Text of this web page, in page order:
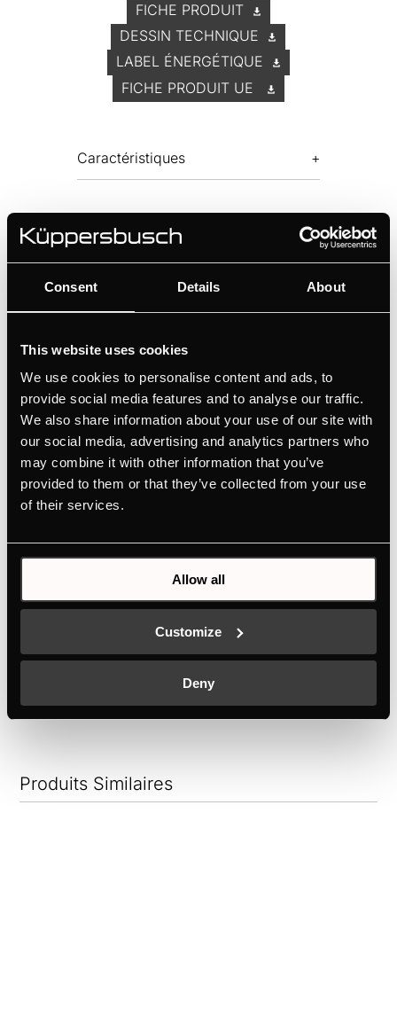
Consent Details About
This website uses cookies
We use cookies to personalise content and ads, to
provide social media features and to analyse our traffic.
We also share information about your use of our site with
our social media, advertising and analytics partners who
may combine it with other information that you’ve
provided to them or that they’ve collected from your use
of their services.
Allow all
Customize
Deny
FICHE PRODUIT
DESSIN TECHNIQUE
LABEL ÉNERGÉTIQUE
FICHE PRODUIT UE
Caractéristiques
Dimensions
Connexion électrique
ACCESSOIRES EN OPTION
+ DÉTAILS
Produits Similaires